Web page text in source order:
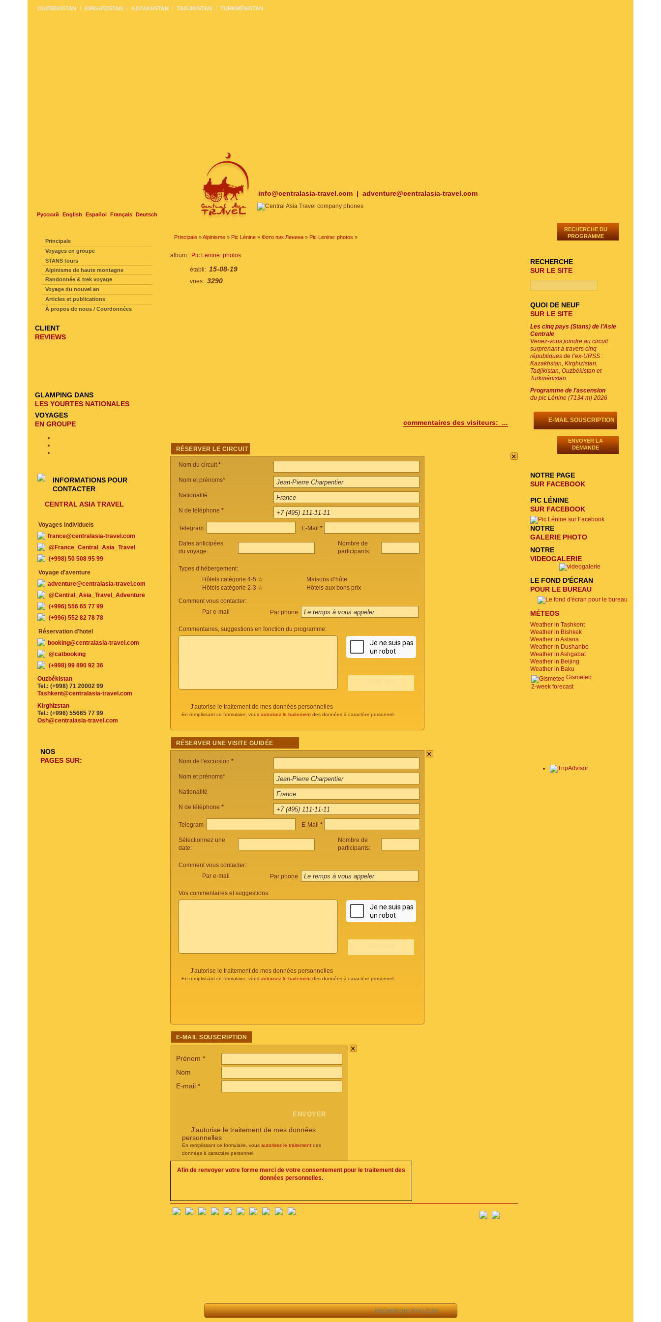
info@centralasia-travel.com | adventure@centralasia-travel.com
Русский English Español Français Deutsch
OUZBÉKISTAN KIRGHIZISTAN KAZAKHSTAN TADJIKISTAN TURKMÉNISTAN
Principale »Alpinisme » Pic Lénine » Фото пик Ленина » Pic Lenine: photos »
album: Pic Lenine: photos
établi: 15-08-19
vues: 3290
commentaires des visiteurs: ...
RÉSERVER LE CIRCUIT ×
Nom du circuit*
Nom et prénoms*
Nationalité
N de téléphone *
Telegram E-Mail *
Dates anticipées
du voyage:
Nombre de
participants:
Types d’hébergement:
Hôtels catégorie 4-5 ☆
Hôtels catégorie 2-3 ☆
Maisons d’hôte
Hôtels aux bons prix
Comment vous contacter:
Par e-mail
Par phone
Commentaires, suggestions en fonction du programme:
J'autorise le traitement de mes données personnelles
En remplissant ce formulaire, vous autorisez le traitement des données à caractère personnel.
RÉSERVER UNE VISITE GUIDÉE
×
Nom de l'excursion *
Nom et prénoms*
Nationalité
N de téléphone *
Telegram E-Mail *
Sélectionnez une
date:
Nombre de
participants:
Comment vous contacter:
Par e-mail
Par phone
Vos commentaires et suggestions:
J'autorise le traitement de mes données personnelles
En remplissant ce formulaire, vous autorisez le traitement des données à caractère personnel.
E-MAIL SOUSCRIPTION
×
Prénom *
Nom
E-mail *
J'autorise le traitement de mes données
personnelles
En remplissant ce formulaire, vous autorisez le traitement des
données à caractère personnel.
Afin de renvoyer votre forme merci de votre consentement pour le traitement des
données personnelles.
Principale
Voyages en groupe
STANS tours
Alpinisme de haute montagne
Randonnée & trek voyage
Voyage du nouvel an
Articles et publications
À propos de nous / Coordonnées
CLIENT
REVIEWS
GLAMPING DANS
LES YOURTES NATIONALES
VOYAGES
EN GROUPE
INFORMATIONS POUR
CONTACTER
CENTRAL ASIA TRAVEL
Voyages individuels
france@centralasia-travel.com
@France_Central_Asia_Travel
(+998) 50 508 95 99
Voyage d'aventure
adventure@centralasia-travel.com
@Central_Asia_Travel_Adventure
(+996) 556 65 77 99
(+996) 552 82 78 78
Réservation d'hotel
booking@centralasia-travel.com
@catbooking
(+998) 99 890 92 36
Ouzbékistan
Tel.: (+998) 71 20002 99
Tashkent@centralasia-travel.com
Kirghizstan
Tel.: (+996) 55665 77 99
Osh@centralasia-travel.com
NOS
PAGES SUR:
RECHERCHE DU
PROGRAMME
RECHERCHE
SUR LE SITE
QUOI DE NEUF
SUR LE SITE
Les cinq pays (Stans) de l’Asie
Centrale
Venez-vous joindre au circuit
surprenant à travers cinq
républiques de l’ex-URSS :
Kazakhstan, Kirghizistan,
Tadjikistan, Ouzbékistan et
Turkménistan.
Programme de l'ascension
du pic Lénine (7134 m) 2026
E-MAIL SOUSCRIPTION
ENVOYER LA
DEMANDE
NOTRE PAGE
SUR FACEBOOK
PIC LÉNINE
SUR FACEBOOK
NOTRE
GALERIE PHOTO
NOTRE
VIDEOGALERIE
LE FOND D'ÉCRAN
POUR LE BUREAU
MÉTEOS
Weather in Tashkent
Weather in Bishkek
Weather in Astana
Weather in Dushanbe
Weather in Ashgabat
Weather in Beijing
Weather in Baku
Gismeteo
2-week forecast